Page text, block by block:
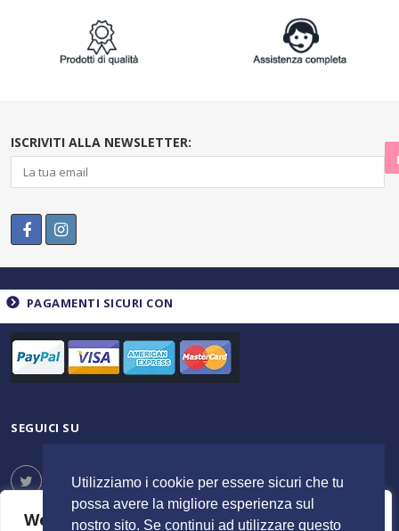
We value your privacy
ISCRIVITI ALLA NEWSLETTER:
PAGAMENTI SICURI CON
SEGUICI SU
Utilizziamo i cookie per essere sicuri che tu
possa avere la migliore esperienza sul
nostro sito. Se continui ad utilizzare questo